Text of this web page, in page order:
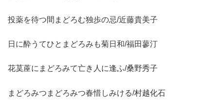
投薬を待つ間まどろむ独歩の忌/近藤貴美子
日に酔うてひとまどろみも菊日和/福田蓼汀
花茣蓙にまどろみて亡き人に逢ふ/桑野秀子
まどろみつまどろみつ春惜しみける/村越化石